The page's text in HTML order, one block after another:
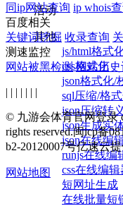
活动
其他
js/html格式
css格式化
json格式化/
sql压缩/格
json压缩转义
json生成实
json在线编
runjs在线编
css在线编辑
短网址生成
在线批量短
同ip网站查询 ip whois
百度相关
关键词挖掘 收录查询
测速监控
网站被黑检测 网站历
| | | | | | |
© 九游会体育官网登录
rights reserved.闽icp备
b2-20120007号亿速云
网站地图